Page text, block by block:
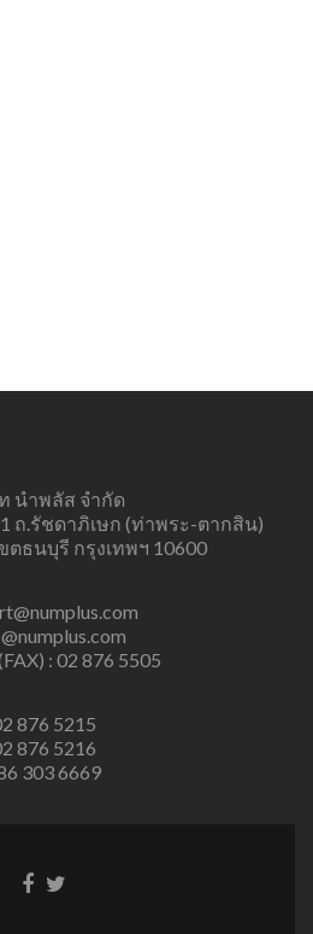
นำพลัส จำกัด
ถ.รัชดาภิเษก (ท่าพระ-ตากสิน)
ตธนบุรี กรุงเทพฯ 10600
: 02 876 5505
876 5215
876 5216
303 6669
Facebook
Twitter